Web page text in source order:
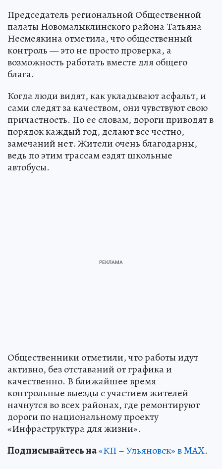
Председатель региональной Общественной
палаты Новомалыклинского района Татьяна
Несмеякина отметила, что общественный
контроль — это не просто проверка, а
возможность работать вместе для общего
блага.
Когда люди видят, как укладывают асфальт, и
сами следят за качеством, они чувствуют свою
причастность. По ее словам, дороги приводят в
порядок каждый год, делают все честно,
замечаний нет. Жители очень благодарны,
ведь по этим трассам ездят школьные
автобусы.
Общественники отметили, что работы идут
активно, без отставаний от графика и
качественно. В ближайшее время
контрольные выезды с участием жителей
начнутся во всех районах, где ремонтируют
дороги по национальному проекту
«Инфраструктура для жизни».
Подписывайтесь на«КП – Ульяновск» в MAX.